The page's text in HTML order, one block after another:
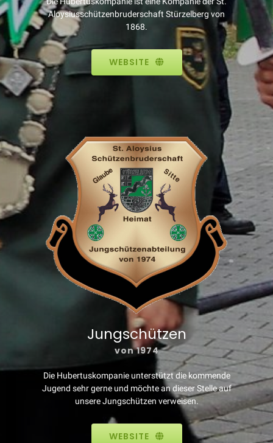
Aloysiusschützenbruderschaft Stürzelberg von
1868.
WEBSITE
Jungschützen
von 1974
Die Hubertuskompanie unterstützt die kommende
Jugend sehr gerne und möchte an dieser Stelle auf
unsere Jungschützen verweisen.
WEBSITE